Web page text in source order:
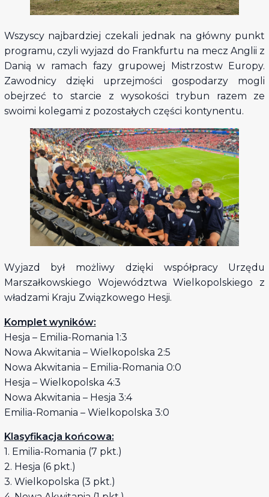
Wszyscy najbardziej czekali jednak na główny punkt
programu, czyli wyjazd do Frankfurtu na mecz Anglii z
Danią w ramach fazy grupowej Mistrzostw Europy.
Zawodnicy dzięki uprzejmości gospodarzy mogli
obejrzeć to starcie z wysokości trybun razem ze
swoimi kolegami z pozostałych części kontynentu.
Wyjazd był możliwy dzięki współpracy Urzędu
Marszałkowskiego Województwa Wielkopolskiego z
władzami Kraju Związkowego Hesji.
Komplet wyników:
Hesja – Emilia-Romania 1:3
Nowa Akwitania – Wielkopolska 2:5
Nowa Akwitania – Emilia-Romania 0:0
Hesja – Wielkopolska 4:3
Nowa Akwitania – Hesja 3:4
Emilia-Romania – Wielkopolska 3:0
Klasyfikacja końcowa:
1. Emilia-Romania (7 pkt.)
2. Hesja (6 pkt.)
3. Wielkopolska (3 pkt.)